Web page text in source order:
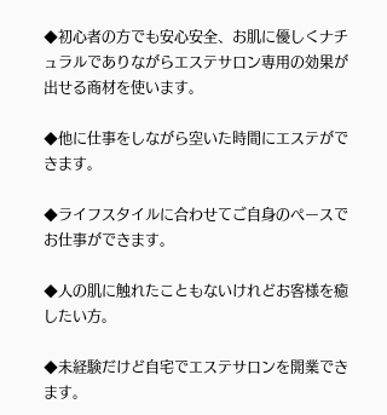
◆初心者の方でも安心安全、お肌に優しくナチ
ュラルでありながらエステサロン専用の効果が
出せる商材を使います。
◆他に仕事をしながら空いた時間にエステがで
きます。
​◆ライフスタイルに合わせてご自身のペースで
お仕事ができます。
◆人の肌に触れたこともないけれどお客様を癒
したい方。
◆未経験だけど自宅でエステサロンを開業でき
ます。